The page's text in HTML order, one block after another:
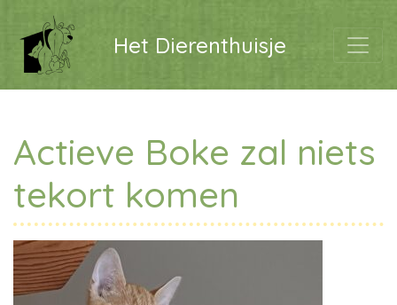
Het Dierenthuisje
Actieve Boke zal niets
tekort komen